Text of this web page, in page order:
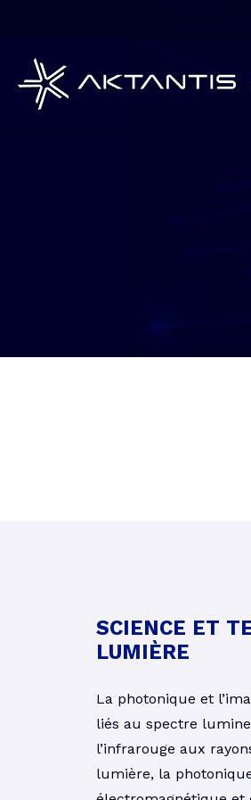
principal
SCIENCE ET
LUMIÈRE
La photonique et
liés au spectre
l’infrarouge aux
lumière, la